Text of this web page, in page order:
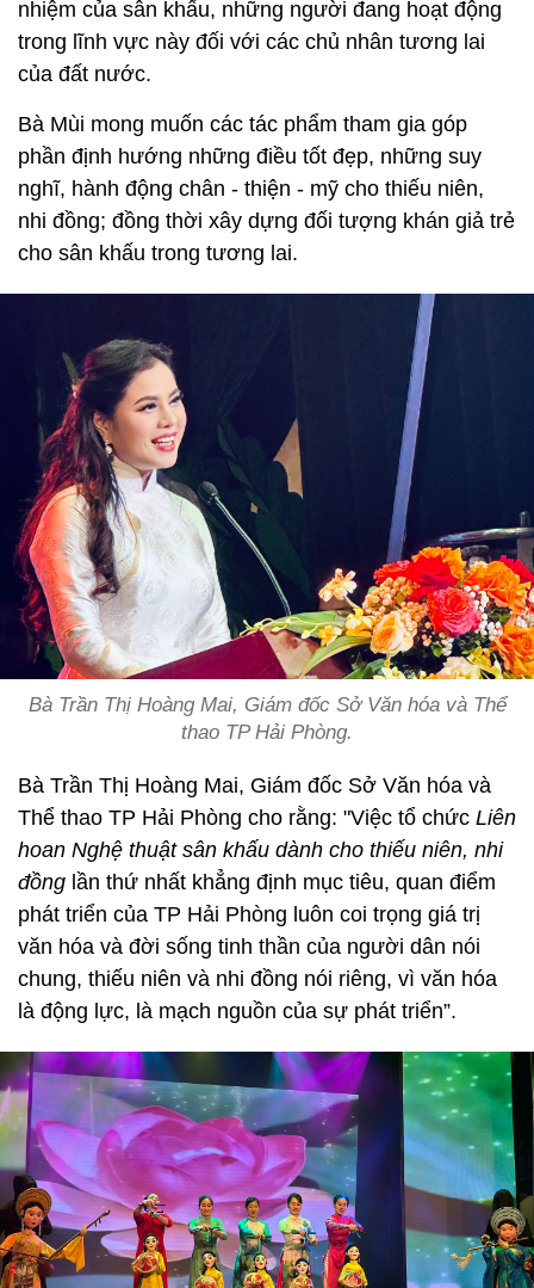
nhiệm của sân khấu, những người đang hoạt động
trong lĩnh vực này đối với các chủ nhân tương lai
của đất nước.
Bà Mùi mong muốn các tác phẩm tham gia góp
phần định hướng những điều tốt đẹp, những suy
nghĩ, hành động chân - thiện - mỹ cho thiếu niên,
nhi đồng; đồng thời xây dựng đối tượng khán giả trẻ
cho sân khấu trong tương lai.
Bà Trần Thị Hoàng Mai, Giám đốc Sở Văn hóa và Thể
thao TP Hải Phòng.
Bà Trần Thị Hoàng Mai, Giám đốc Sở Văn hóa và
Thể thao TP Hải Phòng cho rằng: "Việc tổ chức Liên
hoan Nghệ thuật sân khấu dành cho thiếu niên, nhi
đồng lần thứ nhất khẳng định mục tiêu, quan điểm
phát triển của TP Hải Phòng luôn coi trọng giá trị
văn hóa và đời sống tinh thần của người dân nói
chung, thiếu niên và nhi đồng nói riêng, vì văn hóa
là động lực, là mạch nguồn của sự phát triển”.